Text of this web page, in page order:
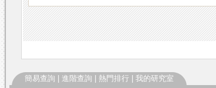
簡易查詢 進階查詢 熱門排行 我的研究室